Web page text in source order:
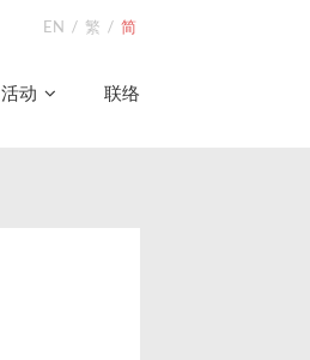
EN / 繁 / 简
活动 联络